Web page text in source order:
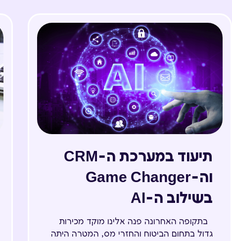
תיעוד במערכת ה-CRM
וה-Game Changer
בשילוב ה-AI
בתקופה האחרונה פנה אלינו מוקד מכירות
גדול בתחום הביטוח והחזרי מס, המטרה היתה